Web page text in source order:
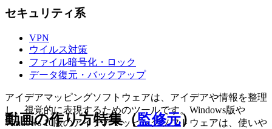
セキュリティ系
VPN
ウイルス対策
ファイル暗号化・ロック
データ復元・バックアップ
アイデアマッピングソフトウェアは、アイデアや情報を整理
し、視覚的に表現するためのツールです。Windows版や
Windows 10版のアイデアマッピングソフトウェアは、使いや
動画の作り方特集（監修元）